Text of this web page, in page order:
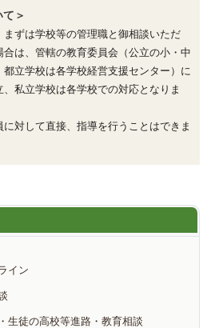
＞
ずは学校等の管理職と御相談いただ
は、管轄の教育委員会（公立の小・中
立学校は各学校経営支援センター）に
私立学校は各学校での対応となりま
対して直接、指導を行うことはできま
イン
生徒の高校等進路・教育相談